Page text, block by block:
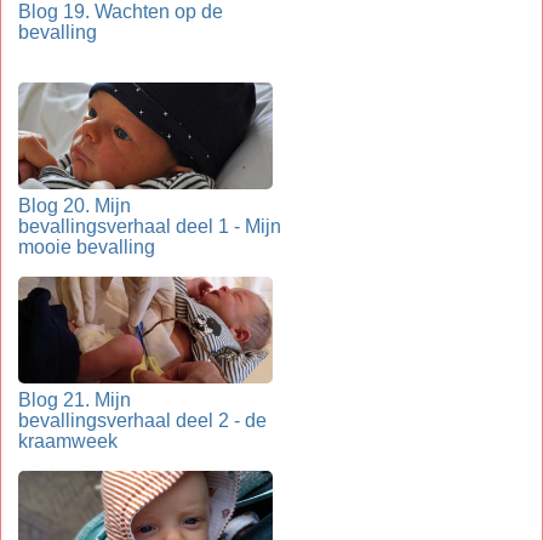
Blog 19. Wachten op de
bevalling
Blog 20. Mijn
bevallingsverhaal deel 1 - Mijn
mooie bevalling
Blog 21. Mijn
bevallingsverhaal deel 2 - de
kraamweek